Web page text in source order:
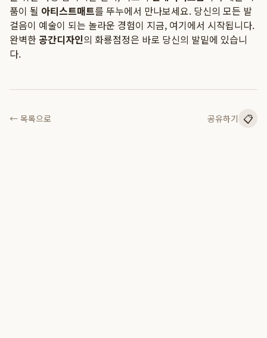
품이 될 아티스트매트를 뚜누에서 만나보세요. 당신의 모든 발
걸음이 예술이 되는 놀라운 경험이 지금, 여기에서 시작됩니다.
완벽한 공간디자인의 화룡점정은 바로 당신의 발밑에 있습니
다.
← 목록으로 공유하기 📋